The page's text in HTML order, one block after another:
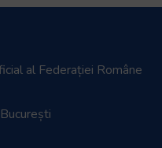
al Federației Române